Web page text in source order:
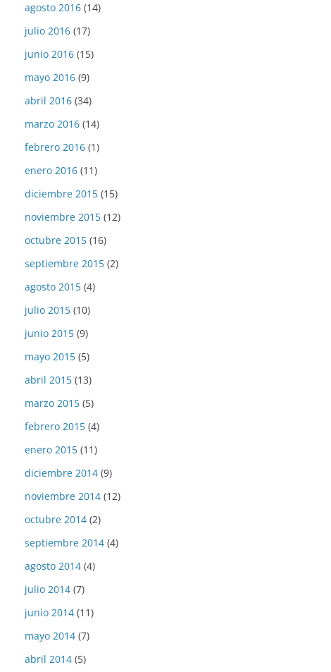
agosto 2016 (14)
julio 2016 (17)
junio 2016 (15)
mayo 2016 (9)
abril 2016 (34)
marzo 2016 (14)
febrero 2016 (1)
enero 2016 (11)
diciembre 2015 (15)
noviembre 2015 (12)
octubre 2015 (16)
septiembre 2015 (2)
agosto 2015 (4)
julio 2015 (10)
junio 2015 (9)
mayo 2015 (5)
abril 2015 (13)
marzo 2015 (5)
febrero 2015 (4)
enero 2015 (11)
diciembre 2014 (9)
noviembre 2014 (12)
octubre 2014 (2)
septiembre 2014 (4)
agosto 2014 (4)
julio 2014 (7)
junio 2014 (11)
mayo 2014 (7)
abril 2014 (5)